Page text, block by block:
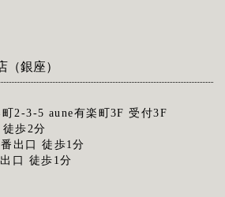
銀座）
2-3-5 aune有楽町3F 受付3F
歩2分
出口 徒歩1分
口 徒歩1分